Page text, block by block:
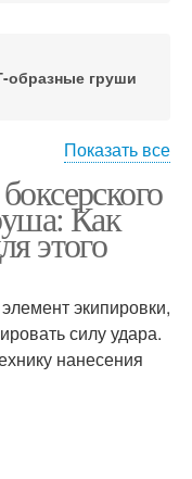
образные груши
Груша на турник
для боксерской
груши
Показать все
Как
этого
экипировки,
силу удара.
нанесения